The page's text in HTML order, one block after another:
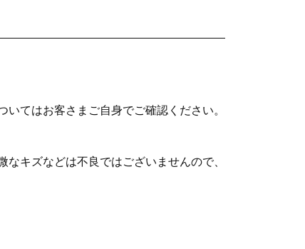
てはお客さまご自身でご確認ください。
キズなどは不良ではございませんので、